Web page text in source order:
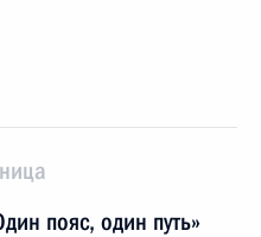
пояс, один путь»